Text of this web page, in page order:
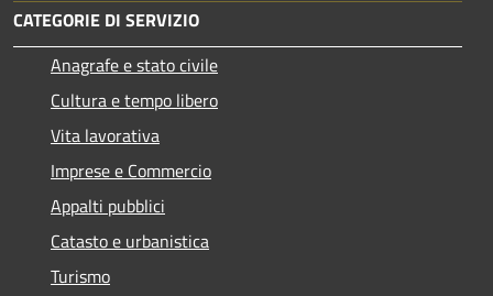
CATEGORIE DI SERVIZIO
Anagrafe e stato civile
Cultura e tempo libero
Vita lavorativa
Imprese e Commercio
Appalti pubblici
Catasto e urbanistica
Turismo